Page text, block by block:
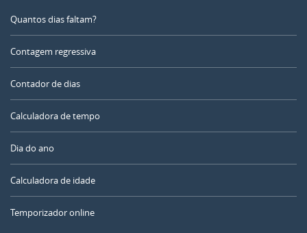
Quantos dias faltam?
Contagem regressiva
Contador de dias
Calculadora de tempo
Dia do ano
Calculadora de idade
Temporizador online